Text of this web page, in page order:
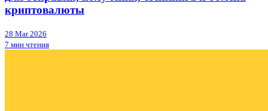
криптовалюты
28 Mar 2026
7 мин чтения